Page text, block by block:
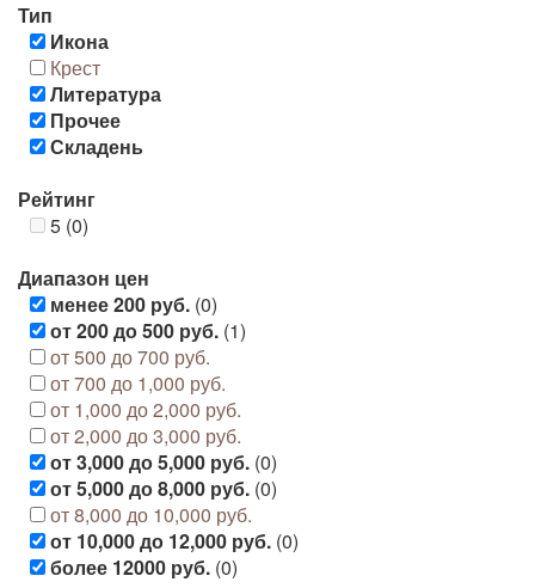
Тип
Икона
Крест
Литература
Прочее
Складень
Рейтинг
5 (0)
Диапазон цен
менее 200 руб. (0)
от 200 до 500 руб. (1)
от 500 до 700 руб.
от 700 до 1,000 руб.
от 1,000 до 2,000 руб.
от 2,000 до 3,000 руб.
от 3,000 до 5,000 руб. (0)
от 5,000 до 8,000 руб. (0)
от 8,000 до 10,000 руб.
от 10,000 до 12,000 руб. (0)
более 12000 руб. (0)